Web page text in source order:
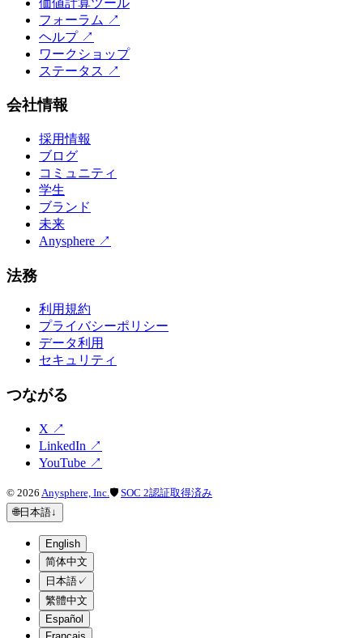
フォーラム ↗
ヘルプ↗
ワークショップ
ステータス ↗
会社情報
採用情報
ブログ
コミュニティ
学生
ブランド
未来
Anysphere ↗
法務
利用規約
プライバシーポリシー
データ利用
セキュリティ
つながる
X ↗
LinkedIn ↗
YouTube ↗
© 2026 Anysphere, Inc. 🛡 SOC 2認証取得済み
🌐日本語↓
English
简体中文
日本語 ✓
繁體中文
Español